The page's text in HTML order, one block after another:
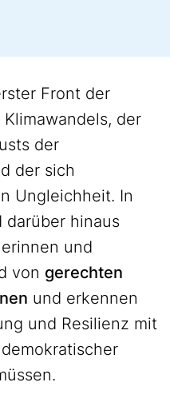
Front der
der
der
der sich
Ungleichheit. In
darüber hinaus
und
von gerechten
und erkennen
und Resilienz mit